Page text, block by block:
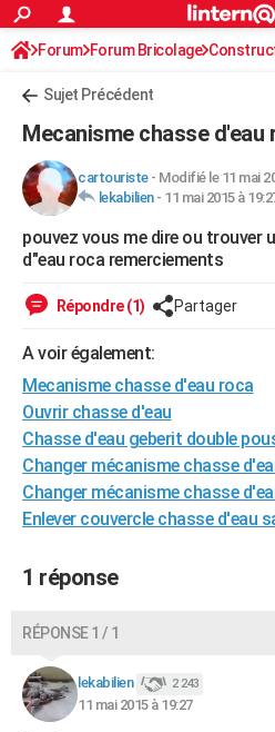
ACTUALITÉS
Politique
Société
Faits Divers
Education
Monde
Villes
+
FINANCE
Retraite
Impôts
Epargne
Immobilier
Risques naturels par ville
Banque
Assurance
Crédit
AUTO
Essais
Réserver un essai
Citadines
Berlines
SUV
Forum auto
+HIGH-TECH
Mobiles
Meilleur smartphone
Internet
Ordinateurs
Jeux vidéo
Guide high-tech
BRICOLAGE
WEEK-END
Guides de France
Escapades
Patrimoine
Expositions
Musées
Week-end nature
+LIFESTYLE
Art de vivre
Bien-être
Loisirs
ModeModes de vie
SANTE
Alimentation
Guide de la santé
Maladies
Médicaments
Sommeil
VOYAGE
Destinations
City break
Voyage nature
Voyage de noces
Forum
Climat
PHOTO
GUIDES D'ACHAT
Carte de Noël
Carte Bonne année
Carte Saint-Valentin
Carte Pâques
Carte d'anniversaire
DICTIONNAIRE
Forum Forum Bricolage
Sujet Précédent
Mecanisme chasse d'eau
cartouriste- Modifié le 11 mai
lekabilien- 11 mai 2015 à
pouvez vous me dire ou trouver
d"eau roca remerciements
Répondre (1) Partager
A voir également:
Mecanisme chasse d'eau roca
Ouvrir chasse d'eau
Chasse d'eau geberit double
Changer mécanisme chasse
Changer mécanisme chasse
Enlever couvercle chasse d'eau
1 réponse
RÉPONSE 1 / 1
lekabilien 2 243
11 mai 2015 à 19:27